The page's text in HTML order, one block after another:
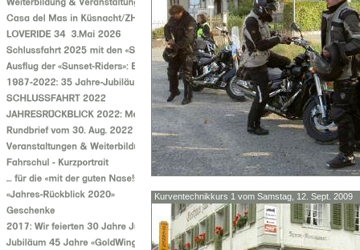
Kurventechnikkurs 1 vom Samstag, 12. Sept. 2009